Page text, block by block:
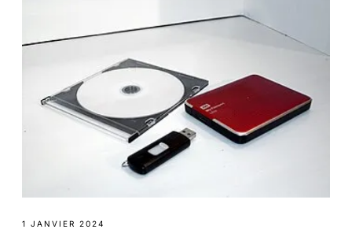
1 JANVIER 2024